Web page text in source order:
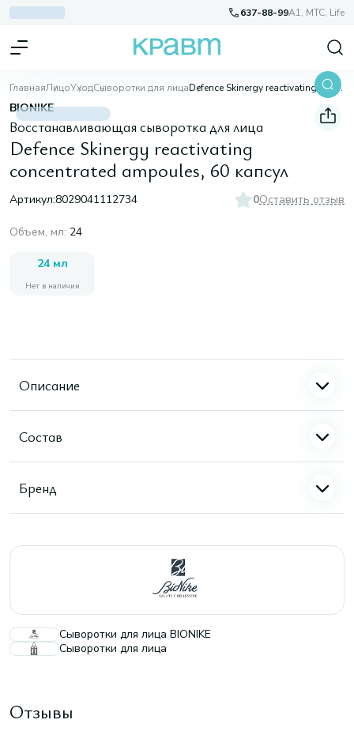
637-88-99A1, МТС, Life
ГлавнаяЛицоУходСыворотки для лица Defence Skinergy reactivating concentrated ampoules, 60 капсул
BIONIKE
Восстанавливающая сыворотка для лица
Defence Skinergy reactivating
concentrated ampoules, 60 капсул
Артикул:8029041112734 0Оставить отзыв
Объем, мл: 24
24 мл
Нет в наличии
Описание
Состав
Бренд
Сыворотки для лица BIONIKE
Сыворотки для лица
Отзывы